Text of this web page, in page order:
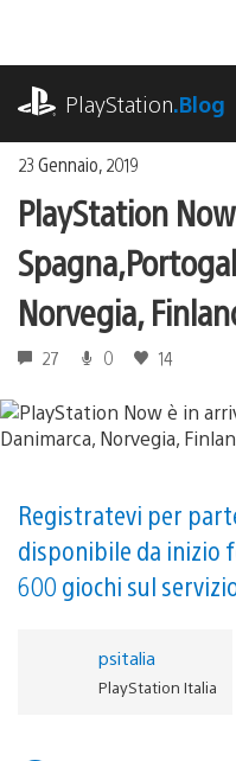
contenuto
PlayStation.Blog
23 Gennaio, 2019
PlayStation
Norvegia,
27 0 14
Registratevi per
disponibile da inizio
600 giochi sul
psitalia
PlayStation Italia